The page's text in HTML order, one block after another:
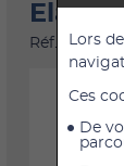
Réf. :Lors
Ces
De